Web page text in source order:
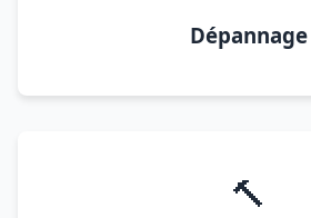
Dépannage
🔨